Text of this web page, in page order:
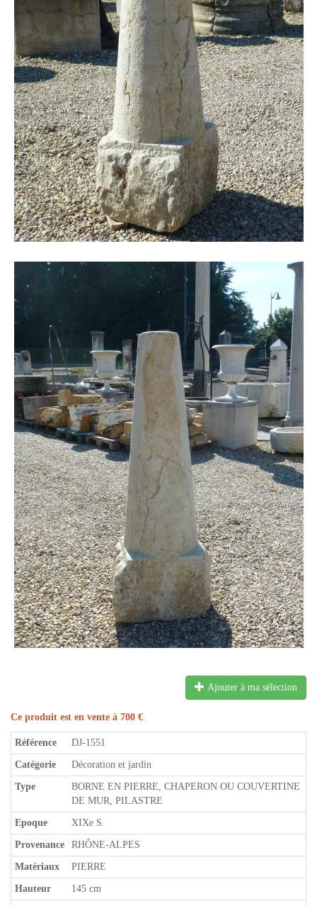
Ajouter à ma sélection
Ce produit est en vente à 700 €
Référence DJ-1551
Catégorie Décoration et jardin
Type
BORNE EN PIERRE, CHAPERON OU COUVERTINE
DE MUR, PILASTRE
Epoque XIXe S.
Provenance RHÔNE-ALPES
Matériaux PIERRE
Hauteur 145 cm